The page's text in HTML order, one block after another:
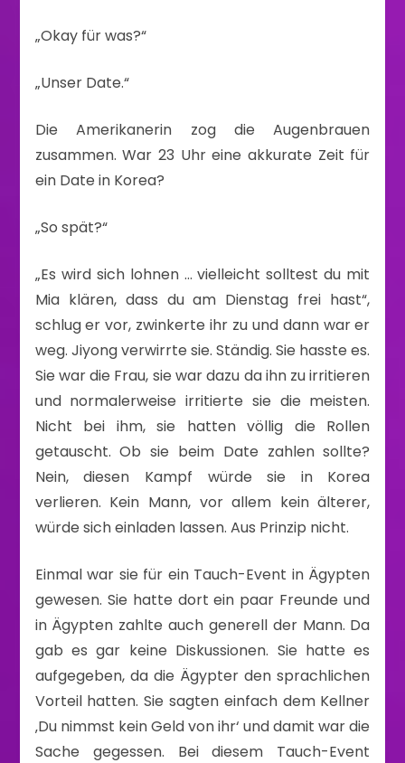
„Okay für was?“
„Unser Date.“
Die Amerikanerin zog die Augenbrauen
zusammen. War 23 Uhr eine akkurate Zeit für
ein Date in Korea?
„So spät?“
„Es wird sich lohnen … vielleicht solltest du mit
Mia klären, dass du am Dienstag frei hast“,
schlug er vor, zwinkerte ihr zu und dann war er
weg. Jiyong verwirrte sie. Ständig. Sie hasste es.
Sie war die Frau, sie war dazu da ihn zu irritieren
und normalerweise irritierte sie die meisten.
Nicht bei ihm, sie hatten völlig die Rollen
getauscht. Ob sie beim Date zahlen sollte?
Nein, diesen Kampf würde sie in Korea
verlieren. Kein Mann, vor allem kein älterer,
würde sich einladen lassen. Aus Prinzip nicht.
Einmal war sie für ein Tauch-Event in Ägypten
gewesen. Sie hatte dort ein paar Freunde und
in Ägypten zahlte auch generell der Mann. Da
gab es gar keine Diskussionen. Sie hatte es
aufgegeben, da die Ägypter den sprachlichen
Vorteil hatten. Sie sagten einfach dem Kellner
‚Du nimmst kein Geld von ihr‘ und damit war die
Sache gegessen. Bei diesem Tauch-Event